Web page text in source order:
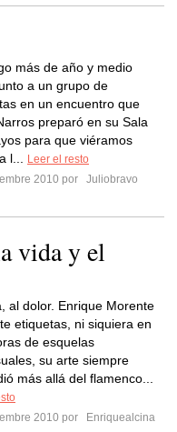
más de año y medio
a un grupo de
en un encuentro que
preparó en su Sala
para que viéramos
l...
Leer el resto
2010 por
Juliobravo
vida y el
al dolor. Enrique Morente
etiquetas, ni siquiera en
de esquelas
su arte siempre
más allá del flamenco...
2010 por
Enriquealcina